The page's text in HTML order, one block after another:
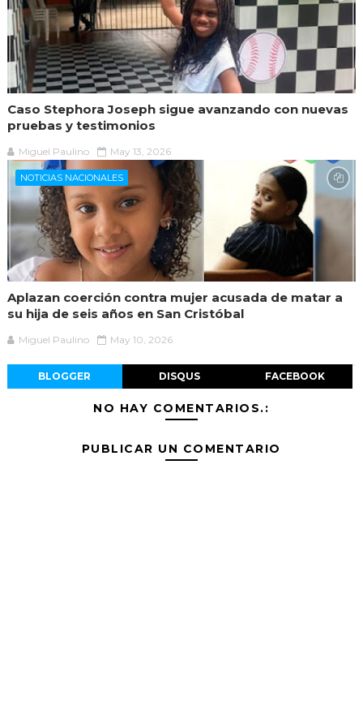
Caso Stephora Joseph sigue avanzando con nuevas
pruebas y testimonios
Miguel Paulino May 13, 2026
NOTICIAS NACIONALES
Aplazan coerción contra mujer acusada de matar a
su hija de seis años en San Cristóbal
Miguel Paulino May 10, 2026
BLOGGER DISQUS FACEBOOK
NO HAY COMENTARIOS.:
PUBLICAR UN COMENTARIO